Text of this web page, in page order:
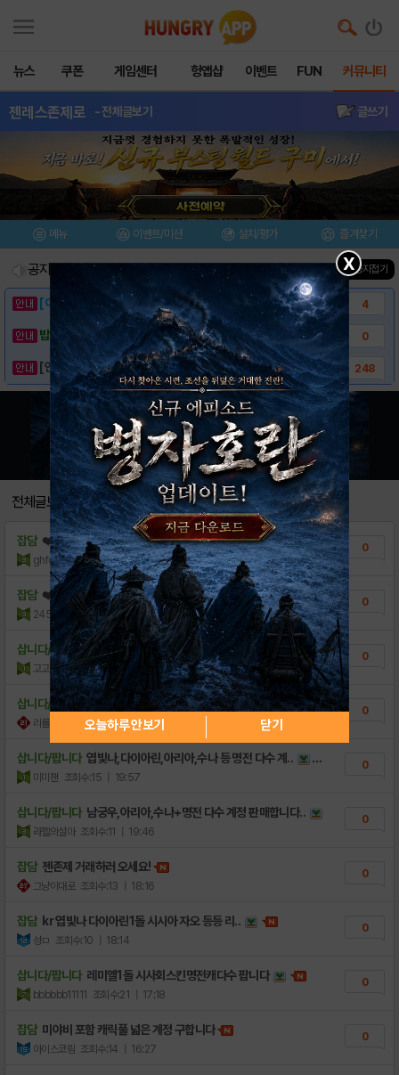
뉴스 쿠폰 게임센터 헝앱샵 이벤트 FUN 커뮤니티
젠레스존제로 - 전체글보기 글쓰기
메뉴 이벤트/미션 설치/평가 즐겨찾기
공지사항 진행중인 이벤트 건 ▲ 공지접기
[이벤트] 웃음으로 매일매일 해피! 유머 게시.. 4
밥알이의 헝앱통신 ⑲ “밥알이, 드디어 멀티를.. 0
[안내] 헝그리앱 필수 상식! 밥알 획득 안내.. 248
전체글보기
잡담 ❤️✅리세계 돌계 특가 팝니다✅❤️
ghfddh12567 조회수:1 | 21:30
0
잡담 ❤️파티⏩✅⏩ 젠존제 리세계부터 돌계까지 /대..
245623541EDAS 조회수:4 | 21:24
0
삽니다/팝니다 ✨ 젠레스 한정리세계정 모았어요! 구경오세요
고고게이밍밍 조회수:3
0
삽니다/팝니다 [최저가] 젠존제 합리적 리세계 & 돌계 팝..
리롤게이트B 조회수:17 | 19:57
0
삽니다/팝니다 엽빛나,다이아린,아리아,수나 등 명전 다수 계..
미미잰 조회수:15 | 19:57
0
삽니다/팝니다 남궁우,아리아,수나+명전 다수 계정 판매합니다..
라헬의설아 조회수:11 | 19:46
0
잡담 젠존제 거래하러 오세요!
그냥이대로 조회수:13 | 18:16
0
잡담 kr 엽빛나 다이아린1돌 시시아 자오 등등 리..
성ㅁ 조회수:10 | 18:14
0
삽니다/팝니다 레미엘1돌 시사회스킨명전캐다수 팝니다
bbbbbb11111 조회수:21 | 17:18
0
잡담 미야비 포함 캐릭풀 넓은 계정 구합니다
아이스코림 조회수:14 | 16:27
0
X
오늘하루 안보기 닫기